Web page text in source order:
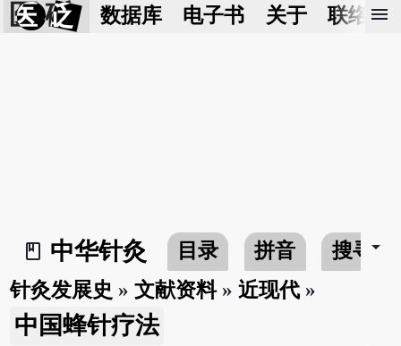
医 砭 数据库 电子书 关于 联络我
menu
book_2
中华针灸 目录 拼音 搜寻arrow_drop_down
针灸发展史 »文献资料»近现代 »
中国蜂针疗法